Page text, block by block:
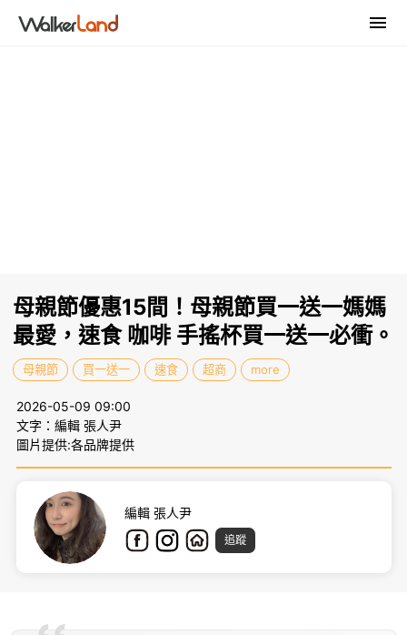
母親節優惠15間！母親節買一送一媽媽
最愛，速食 咖啡 手搖杯買一送一必衝。
母親節 買一送一 速食 超商 more
2026-05-09 09:00
文字：編輯 張人尹
圖片提供:各品牌提供
編輯 張人尹
追蹤